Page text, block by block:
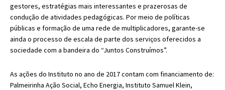
gestores, estratégias mais interessantes e prazerosas de
condução de atividades pedagógicas. Por meio de políticas
públicas e formação de uma rede de multiplicadores, garante-se
ainda o processo de escala de parte dos serviços oferecidos a
sociedade com a bandeira do “Juntos Construímos”.
As ações do Instituto no ano de 2017 contam com financiamento de:
Palmeirinha Ação Social, Echo Energia, Instituto Samuel Klein,